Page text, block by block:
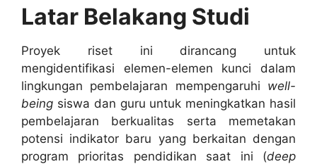
Latar Belakang Studi
Proyek riset ini dirancang untuk
mengidentifikasi elemen-elemen kunci dalam
lingkungan pembelajaran mempengaruhi well-
being siswa dan guru untuk meningkatkan hasil
pembelajaran berkualitas serta memetakan
potensi indikator baru yang berkaitan dengan
program prioritas pendidikan saat ini (deep